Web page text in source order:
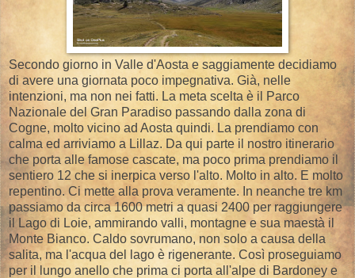
Secondo giorno in Valle d'Aosta e saggiamente decidiamo
di avere una giornata poco impegnativa. Già, nelle
intenzioni, ma non nei fatti. La meta scelta è il Parco
Nazionale del Gran Paradiso passando dalla zona di
Cogne, molto vicino ad Aosta quindi. La prendiamo con
calma ed arriviamo a Lillaz. Da qui parte il nostro itinerario
che porta alle famose cascate, ma poco prima prendiamo il
sentiero 12 che si inerpica verso l'alto. Molto in alto. E molto
repentino. Ci mette alla prova veramente. In neanche tre km
passiamo da circa 1600 metri a quasi 2400 per raggiungere
il Lago di Loie, ammirando valli, montagne e sua maestà il
Monte Bianco. Caldo sovrumano, non solo a causa della
salita, ma l'acqua del lago è rigenerante. Così proseguiamo
per il lungo anello che prima ci porta all'alpe di Bardoney e